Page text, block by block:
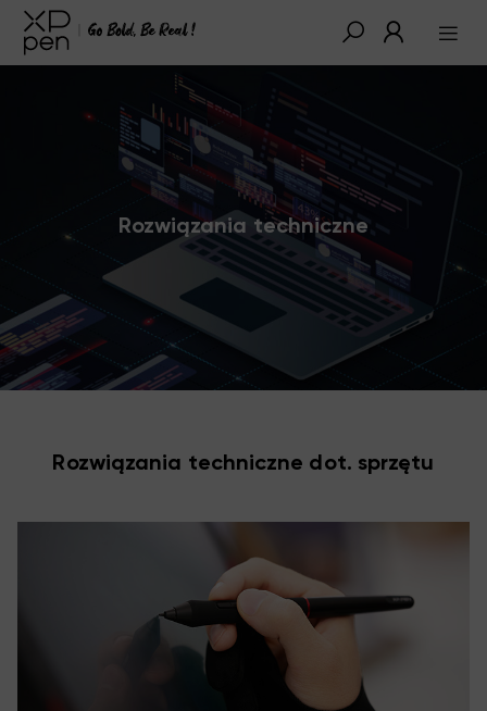
Rozwiązania techniczne
Rozwiązania techniczne dot. sprzętu